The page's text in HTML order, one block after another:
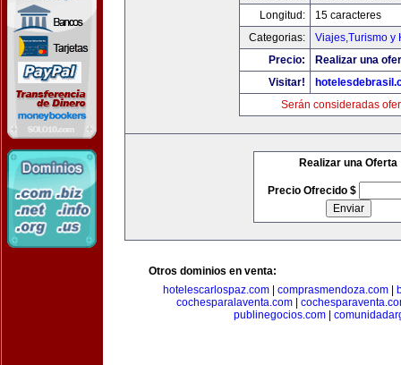
Longitud:
15 caracteres
Categorias:
Viajes,Turismo y
Precio:
Realizar una
Visitar!
Serán consideradas
Realizar una Oferta
Precio Ofrecido $
Otros dominios en venta:
hotelescarlospaz.com| comprasmendoza.com|
cochesparalaventa.com
publinegocios.com|